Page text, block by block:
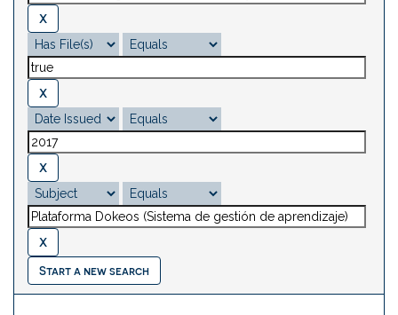
Start a new search